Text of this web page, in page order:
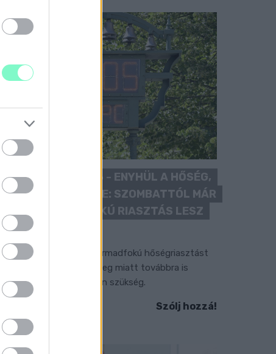
KÁNIKULA 2026 - ENYHÜL A HŐSÉG,
DE MÉG NINCS VÉGE: SZOMBATTÓL MÁR
“CSAK” MÁSODFOKÚ RIASZTÁS LESZ
ÉRVÉNYBEN
A július vége óta tartó harmadfokú hőségriasztást
mérséklik, de a tartós meleg miatt továbbra is
fokozott óvatosságra van szükség.
Szólj hozzá!